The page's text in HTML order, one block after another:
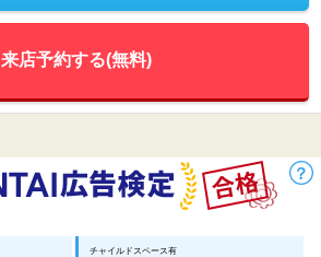
来店予約する(無料)
チャイルドスペース有